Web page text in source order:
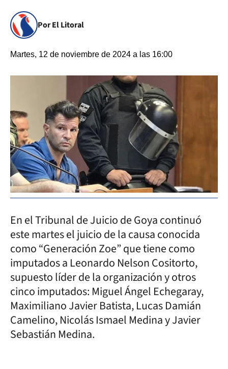
Por El Litoral
Martes, 12 de noviembre de 2024 a las 16:00
En el Tribunal de Juicio de Goya continuó
este martes el juicio de la causa conocida
como “Generación Zoe” que tiene como
imputados a Leonardo Nelson Cositorto,
supuesto líder de la organización y otros
cinco imputados: Miguel Ángel Echegaray,
Maximiliano Javier Batista, Lucas Damián
Camelino, Nicolás Ismael Medina y Javier
Sebastián Medina.